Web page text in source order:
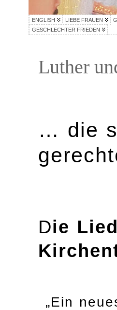
ENGLISH LIEBE FRAUEN
GESCHLECHTER FRIEDEN
Luther
… die
Die
„Ein